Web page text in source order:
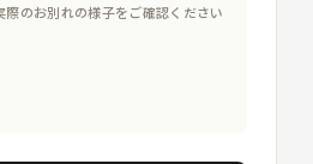
際のお別れの様子をご確認ください